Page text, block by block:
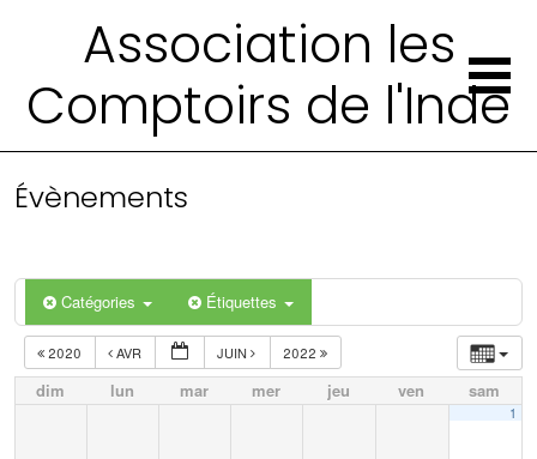
Association les
Comptoirs de l'Inde
Évènements
Catégories Étiquettes
2020 AVR JUIN 2022
dim lun mar mer jeu ven sam
1